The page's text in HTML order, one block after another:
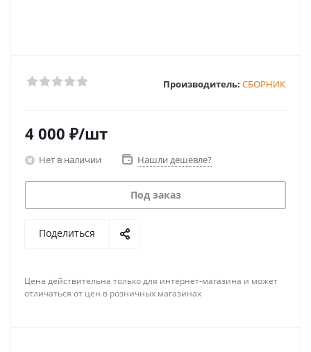
Производитель: СБОРНИК
4 000 ₽/шт
Нет в наличии Нашли дешевле?
Под заказ
Поделиться
Цена действительна только для интернет-магазина и может
отличаться от цен в розничных магазинах